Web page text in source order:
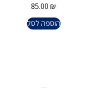
85.00 ₪
הוספה לסל